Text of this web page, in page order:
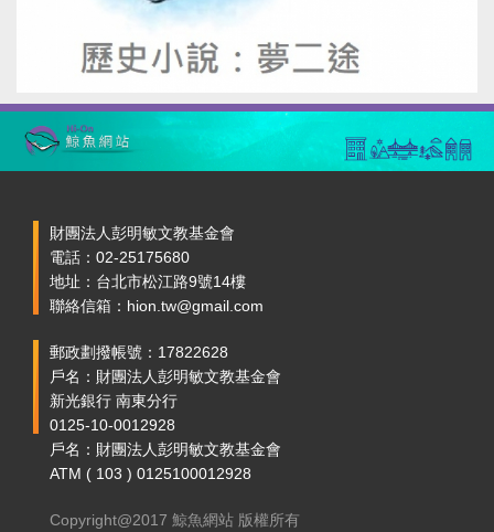
財團法人彭明敏文教基金會
電話：02-25175680
地址：台北市松江路9號14樓
聯絡信箱：hion.tw@gmail.com
郵政劃撥帳號：17822628
戶名：財團法人彭明敏文教基金會
新光銀行 南東分行
0125-10-0012928
戶名：財團法人彭明敏文教基金會
ATM ( 103 ) 0125100012928
Copyright@2017 鯨魚網站 版權所有